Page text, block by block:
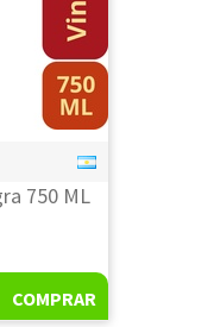
750 ML
COMPRAR